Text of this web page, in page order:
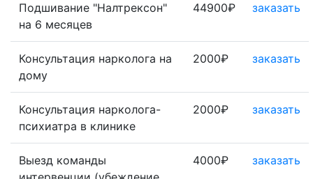
Подшивание "Налтрексон"
на 6 месяцев
44900₽ заказать
Консультация нарколога на
дому
2000₽ заказать
Консультация нарколога-
психиатра в клинике
2000₽ заказать
Выезд команды
4000₽ заказать